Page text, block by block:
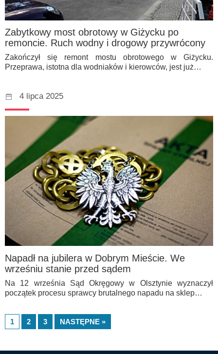
Zabytkowy most obrotowy w Giżycku po
remoncie. Ruch wodny i drogowy przywrócony
Zakończył się remont mostu obrotowego w Giżycku.
Przeprawa, istotna dla wodniaków i kierowców, jest już…
4 lipca 2025
Napadł na jubilera w Dobrym Mieście. We
wrześniu stanie przed sądem
Na 12 września Sąd Okręgowy w Olsztynie wyznaczył
początek procesu sprawcy brutalnego napadu na sklep…
1 2 3 NASTĘPNE »